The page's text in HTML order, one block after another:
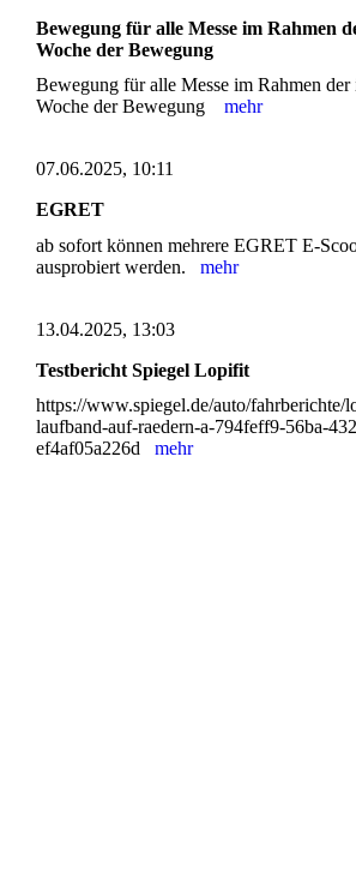
Bewegung für alle Messe im Rahmen
Woche der Bewegung
Bewegung für alle Messe im Rahmen der
Woche der Bewegung mehr
07.06.2025, 10:11
EGRET
ab sofort können mehrere EGRET E-
ausprobiert werden. mehr
13.04.2025, 13:03
Testbericht Spiegel Lopifit
https://www.spiegel.de/auto/fahrberichte/
laufband-auf-raedern-a-794feff9-56ba-
ef4af05a226d mehr